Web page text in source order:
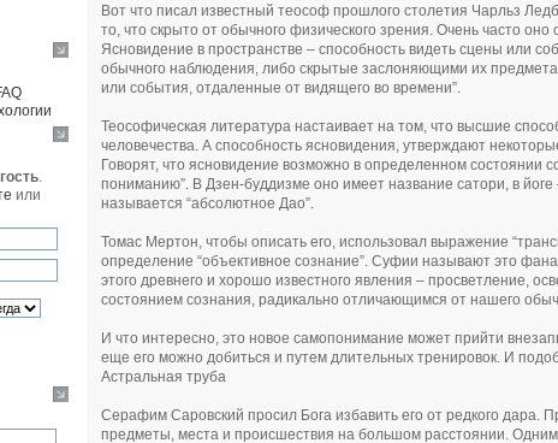
гость.
или
Вот что писал известный теософ прошлого столетия Чарльз
то, что скрыто от обычного физического зрения. Очень часто
Ясновидение в пространстве – способность видеть сцены или
обычного наблюдения, либо скрытые заслоняющими их
или события, отдаленные от видящего во времени”.
Теософическая литература настаивает на том, что высшие
человечества. А способность ясновидения, утверждают
Говорят, что ясновидение возможно в определенном состоянии
пониманию”. В Дзен-буддизме оно имеет название сатори, в
называется “абсолютное Дао”.
Томас Мертон, чтобы описать его, использовал выражение
определение “объективное сознание”. Суфии называют это
этого древнего и хорошо известного явления – просветление,
состоянием сознания, радикально отличающимся от нашего
И что интересно, это новое самопонимание может прийти
еще его можно добиться и путем длительных тренировок. И
Астральная труба
Серафим Саровский просил Бога избавить его от редкого дара.
предметы, места и происшествия на большом расстоянии. Одним